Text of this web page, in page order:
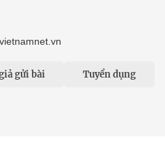
gửi bài Tuyển dụng